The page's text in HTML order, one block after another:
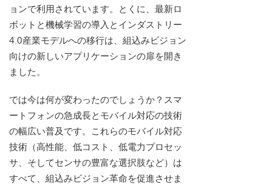
ョンで利用されています。とくに、最新ロ
ボットと機械学習の導入とインダストリー
4.0産業モデルへの移行は、組込みビジョン
向けの新しいアプリケーションの扉を開き
ました。
では今は何が変わったのでしょうか？スマ
ートフォンの急成長とモバイル対応の技術
の幅広い普及です。これらのモバイル対応
技術（高性能、低コスト、低電力プロセッ
サ、そしてセンサの豊富な選択肢など）は
すべて、組込みビジョン革命を促進させま